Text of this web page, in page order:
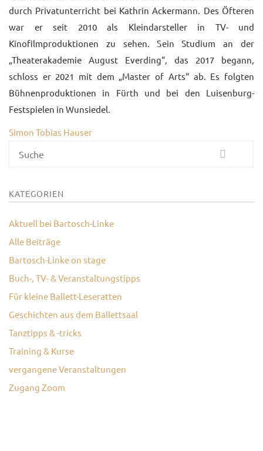
FAQ
BALLETTBLOG
KONTAKT
durch Privatunterricht bei Kathrin Ackermann. Des Öfteren
war er seit 2010 als Kleindarsteller in TV- und
Kinofilmproduktionen zu sehen. Sein Studium an der
„Theaterakademie August Everding“, das 2017 begann,
schloss er 2021 mit dem „Master of Arts“ ab. Es folgten
Bühnenproduktionen in Fürth und bei den Luisenburg-
Festspielen in Wunsiedel.
Simon Tobias Hauser
Suche
KATEGORIEN
Aktuell bei Bartosch-Linke
Alle Beiträge
Bartosch-Linke on stage
Buch-, TV- & Veranstaltungstipps
Für kleine Ballett-Leseratten
Geschichten aus dem Ballettsaal
Tanztipps & -tricks
Training & Kurse
vergangene Veranstaltungen
Zugang Zoom